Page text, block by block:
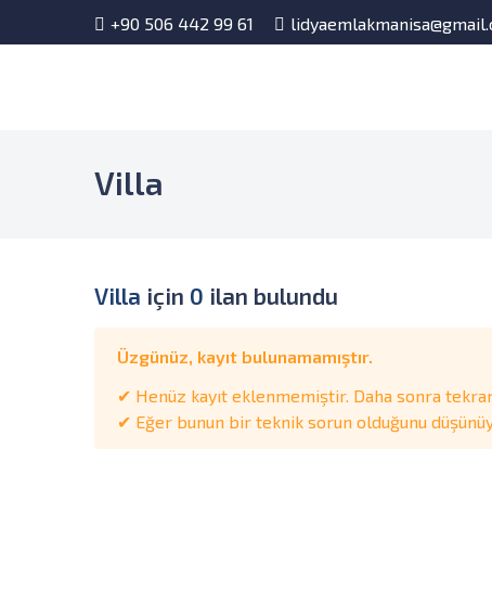
+90 506 442 99 61
Villa
Villa için 0 ilan bulundu
Üzgünüz, kayıt bulunamamıştır.
✔ Henüz kayıt eklenmemiştir. Daha sonra
✔ Eğer bunun bir teknik sorun olduğunu